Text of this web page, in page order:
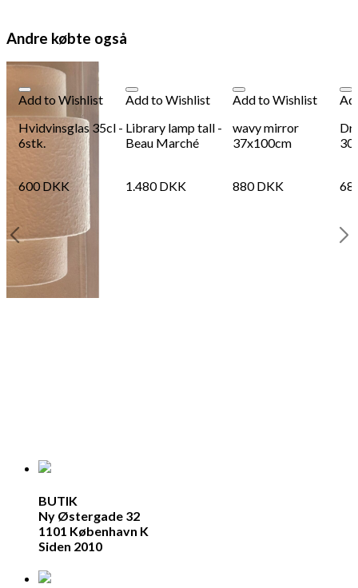
Andre købte også
Add to Wishlist
Hvidvinsglas 35cl -
6stk.
600DKK
Add to Wishlist
Library lamp tall -
Beau Marché
1.480DKK
Add to Wishlist
wavy mirror
37x100cm
880DKK
BUTIK
Ny Østergade 32
1101 København K
Siden 2010